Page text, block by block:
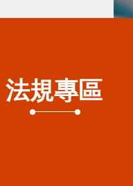
法規專區